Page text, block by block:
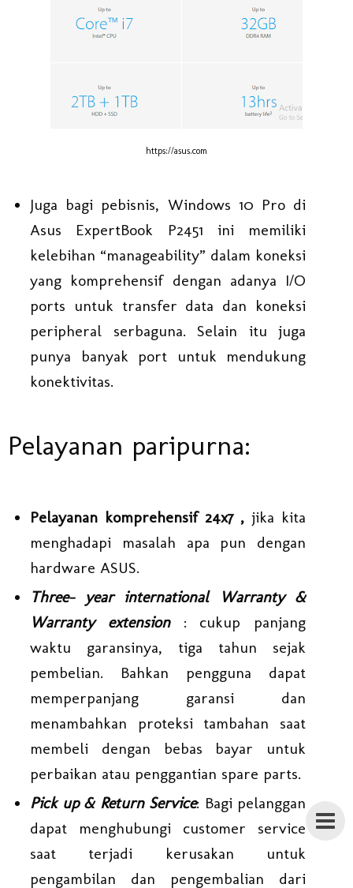
https://asus.com
Juga bagi pebisnis, Windows 10 Pro di
Asus ExpertBook P2451 ini memiliki
kelebihan “manageability” dalam koneksi
yang komprehensif dengan adanya I/O
ports untuk transfer data dan koneksi
peripheral serbaguna. Selain itu juga
punya banyak port untuk mendukung
konektivitas.
Pelayanan paripurna:
Pelayanan komprehensif 24x7 , jika kita
menghadapi masalah apa pun dengan
hardware ASUS.
Three- year international Warranty &
Warranty extension: cukup panjang
waktu garansinya, tiga tahun sejak
pembelian. Bahkan pengguna dapat
memperpanjang garansi dan
menambahkan proteksi tambahan saat
membeli dengan bebas bayar untuk
perbaikan atau penggantian spare parts.
Pick up & Return Service: Bagi pelanggan
dapat menghubungi customer service
saat terjadi kerusakan untuk
pengambilan dan pengembalian dari